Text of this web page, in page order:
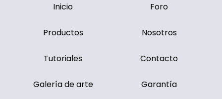
Inicio
Productos
Tutoriales
Galería de arte
Foro
Nosotros
Contacto
Garantía